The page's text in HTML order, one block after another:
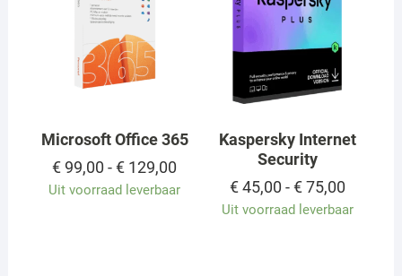
Microsoft Office 365
€ 99,00 - € 129,00
tot
€ 129,00
Uit voorraad leverbaar
Kaspersky Internet
Security
€45,00 - €75,00
tot
Uit voorraad leverbaar